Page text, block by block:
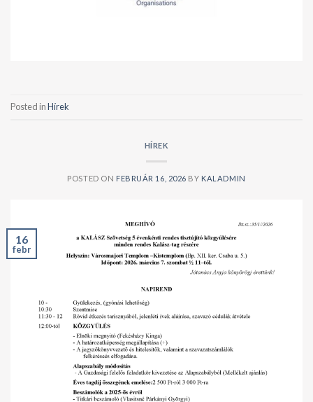
Posted inHírek
HÍREK
POSTED ON FEBRUÁR 16, 2026 BY KALADMIN
16
febr